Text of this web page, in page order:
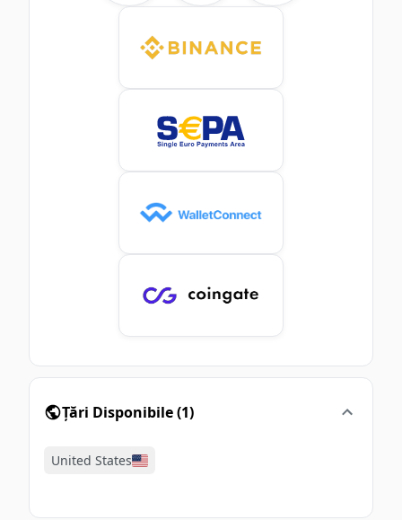
Țări Disponibile(1)
United States